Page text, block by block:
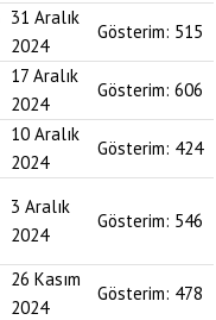
31 Aralık
2024
Gösterim: 515
17 Aralık
2024
Gösterim: 606
10 Aralık
2024
Gösterim: 424
3 Aralık
2024
Gösterim: 546
26 Kasım
2024
Gösterim: 478